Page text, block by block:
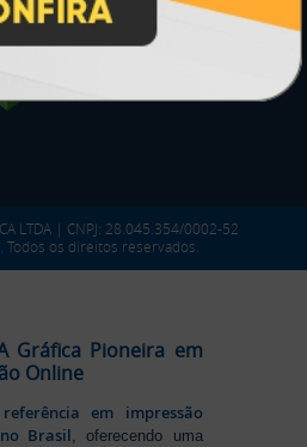
LTDA | CNPJ: 28.045.354/0002-52
Todos os direitos reservados.
Gráfica Pioneira em
Online
em impressão
Brasil , oferecendo uma